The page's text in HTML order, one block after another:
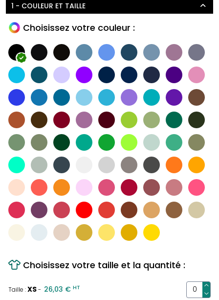
1 - COULEUR ET TAILLE
Choisissez votre couleur :
Choisissez votre taille et la quantité :
Taille :XS- 26,03 € HT